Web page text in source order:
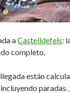
aCastelldefels:
completo.
están
paradas.